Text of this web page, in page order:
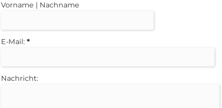
Vorname | Nachname
E-Mail: *
Nachricht: